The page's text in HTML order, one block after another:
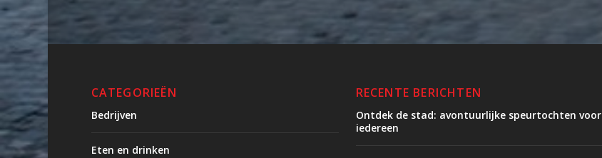
CATEGORIEËN
Bedrijven
Eten en drinken
RECENTE BERICHTEN
Ontdek de stad: avontuurlijke speurtochten voor
iedereen